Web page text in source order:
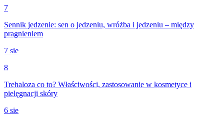
7
Sennik jedzenie: sen o jedzeniu, wróżba i jedzeniu – między
pragnieniem
7 sie
8
Trehaloza co to? Właściwości, zastosowanie w kosmetyce i
pielęgnacji skóry
6 sie